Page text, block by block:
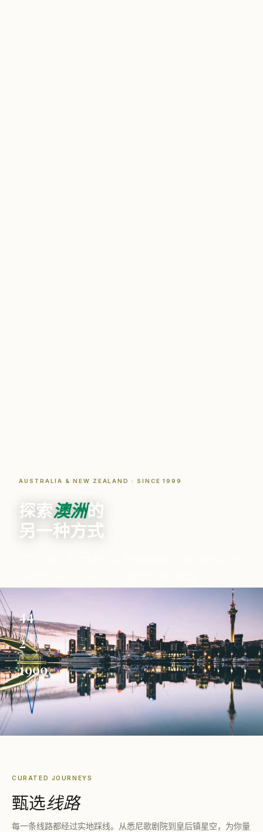
AUSTRALIA & NEW ZEALAND · SINCE 1999
探索澳洲的
另一种方式
44
精选线路
2
覆盖国家
1999
创始年份
CURATED JOURNEYS
甄选线路
每一条线路都经过实地踩线。从悉尼歌剧院到皇后镇星空，为你量